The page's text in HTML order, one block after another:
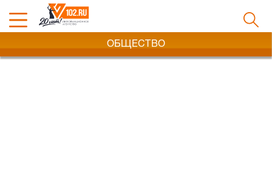
ОБЩЕСТВО